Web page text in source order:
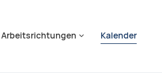
Arbeitsrichtungen Kalender